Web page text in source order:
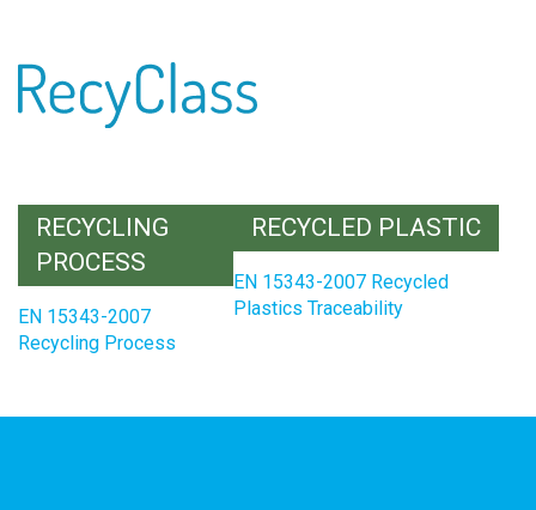
RECYCLING
PROCESS
EN 15343-2007
Recycling Process
RECYCLED PLASTIC
EN 15343-2007 Recycled
Plastics Traceability